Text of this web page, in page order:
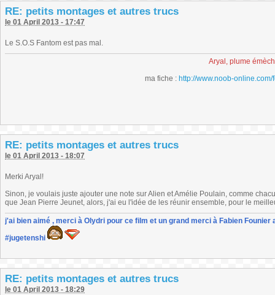
RE: petits montages et autres trucs
le 01 April 2013 - 17:47
Le S.O.S Fantom est pas mal.
Aryal, plume
ma fiche : http://www.noob-
RE: petits montages et autres trucs
le 01 April 2013 - 18:07
Merki Aryal!
Sinon, je voulais juste ajouter une note sur Alien et Amélie Poulain, comme
que Jean Pierre Jeunet, alors, j'ai eu l'idée de les réunir ensemble, pour le
j'ai bien aimé , merci à Olydri pour ce film et un grand merci à Fabien
#jugetenshi
RE: petits montages et autres trucs
le 01 April 2013 - 18:29